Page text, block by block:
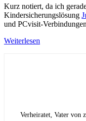
Kurz notiert, da ich
Kindersicherungslösung
und PCvisit-
Weiterlesen
Verheiratet, Vater von